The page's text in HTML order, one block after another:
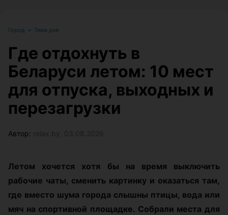
Город • Тема дня
Где отдохнуть в
Беларуси летом: 10 мест
для отпуска, выходных и
перезагрузки
Автор:
Летом хочется хотя бы на время выключить
рабочие чаты, сменить картинку и оказаться там,
где вместо шума города слышны птицы, вода или
мяч на спортивной площадке. Собрали места для